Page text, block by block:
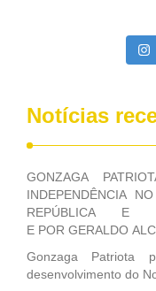
Notícias
GONZAGA
INDEPENDÊNCIA
REPÚBLICA E
E POR GERALDO
Gonzaga Patriota
desenvolvimento do